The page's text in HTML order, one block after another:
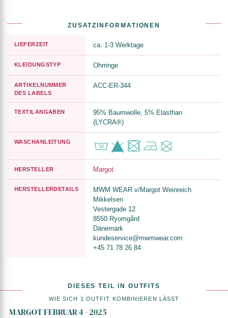
ZUSATZINFORMATIONEN
LIEFERZEIT ca. 1-3 Werktage
KLEIDUNGSTYP Ohrringe
ARTIKELNUMMER
DES LABELS
ACC-ER-344
TEXTILANGABEN
95% Baumwolle, 5% Elasthan
(LYCRA®)
WASCHANLEITUNG
HERSTELLER Margot
HERSTELLERDETAILS
MWM WEAR v/Margot Weinreich
Mikkelsen
Vestergade 12
8550 Ryomgård
Dänemark
kundeservice@mwmwear.com
+45 71 78 26 84
DIESES TEIL IN OUTFITS
WIE SICH 1 OUTFIT KOMBINIEREN LÄSST
MARGOT FEBRUAR 4 - 2025